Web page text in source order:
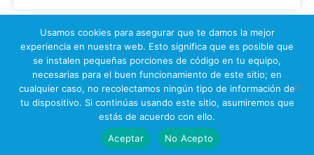
© 2026 Prueba Electrónica
Ir arriba
IPS Auditores Informáticos (c)
Usamos cookies para asegurar que te damos la mejor
experiencia en nuestra web. Esto significa que es posible que
se instalen pequeñas porciones de código en tu equipo,
necesarias para el buen funcionamiento de este sitio; en
cualquier caso, no recolectamos ningún tipo de información de
tu dispositivo. Si continúas usando este sitio, asumiremos que
estás de acuerdo con ello.
Aceptar
No Acepto